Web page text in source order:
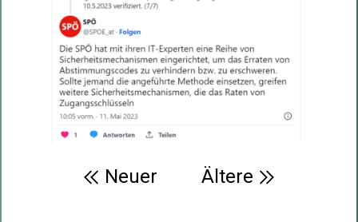
Beitragsnavigation Ältere
Neuer